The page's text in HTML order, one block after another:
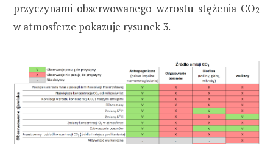
przyczynami obserwowanego wzrostu stężenia CO2
w atmosferze pokazuje rysunek 3.